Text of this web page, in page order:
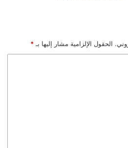
الحقول الإلزامية مشار إليها بـ *